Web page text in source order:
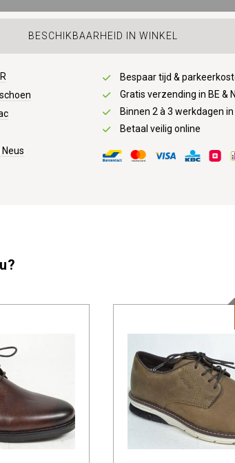
BESCHIKBAARHEID IN WINKEL
Bespaar tijd &
Gratis verzending in BE &
Binnen 2 à 3 werkdagen
Betaal veilig online